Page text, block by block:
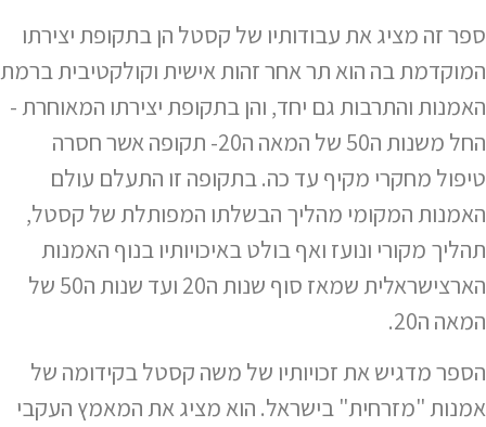
ספר זה מציג את עבודותיו של קסטל הן בתקופת יצירתו
המוקדמת בה הוא תר אחר זהות אישית וקולקטיבית ברמת
האמנות והתרבות גם יחד, והן בתקופת יצירתו המאוחרת -
החל משנות ה50 של המאה ה20- תקופה אשר חסרה
טיפול מחקרי מקיף עד כה. בתקופה זו התעלם עולם
האמנות המקומי מהליך הבשלתו המפותלת של קסטל,
תהליך מקורי ונועז ואף בולט באיכויותיו בנוף האמנות
הארצישראלית שמאז סוף שנות ה20 ועד שנות ה50 של
המאה ה20.
הספר מדגיש את זכויותיו של משה קסטל בקידומה של
אמנות "מזרחית" בישראל. הוא מציג את המאמץ העקבי